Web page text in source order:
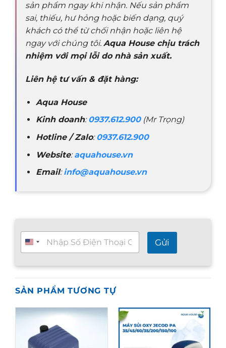
sản phẩm ngay khi nhận. Nếu sản phẩm
sai, thiếu, hư hỏng hoặc biến dạng, quý
khách có thể từ chối nhận hoặc liên hệ
ngay với chúng tôi. Aqua House chịu trách
nhiệm với mọi lỗi do nhà sản xuất.
Liên hệ tư vấn & đặt hàng:
Aqua House
Kinh doanh:0937.612.900(Mr Trọng)
Hotline / Zalo:0937.612.900
Website:aquahouse.vn
Email:info@aquahouse.vn
T
ư
v
n
h
n
Gửi
SẢN PHẨM TƯƠNG TỰ